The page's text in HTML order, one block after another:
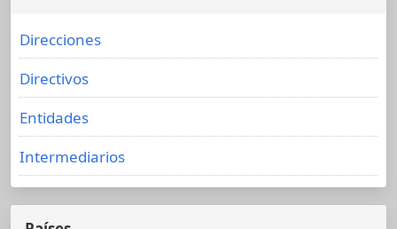
Direcciones
Directivos
Entidades
Intermediarios